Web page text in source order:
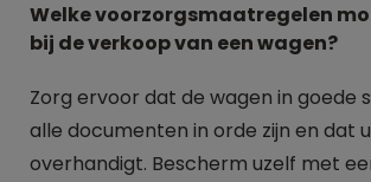
Welke voorzorgsmaatregelen
bij de verkoop van een wagen?
Zorg ervoor dat de wagen in goede
alle documenten in orde zijn en dat
overhandigt. Bescherm uzelf met